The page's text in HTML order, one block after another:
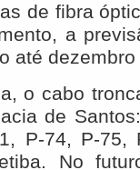
de fibra
a
até
o cabo
de
P-74, P-75,
No